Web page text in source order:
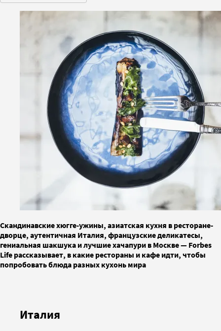
Скандинавские хюгге-ужины, азиатская кухня в ресторане-
дворце, аутентичная Италия, французские деликатесы,
гениальная шакшука и лучшие хачапури в Москве — Forbes
Life рассказывает, в какие рестораны и кафе идти, чтобы
попробовать блюда разных кухонь мира
Италия